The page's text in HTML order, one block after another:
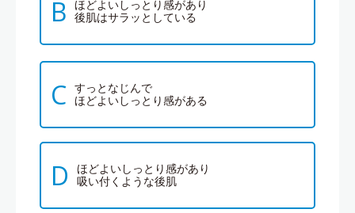
B ほどよいしっとり感があり
後肌はサラッとしている
C すっとなじんで
ほどよいしっとり感がある
D
ほどよいしっとり感があり
吸い付くような後肌